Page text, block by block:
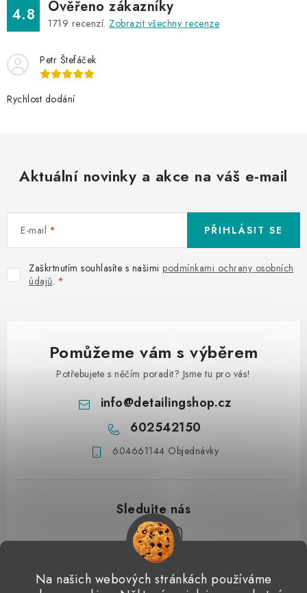
Na našich webových stránkách používáme
4.8 Ověřeno zákazníky
1719 recenzí. Zobrazit všechny recenze
Petr Štefáček
Rychlost dodání
Aktuální novinky a akce na váš e-mail
E-mail
Zaškrtnutím souhlasíte s našimi podmínkami ochrany osobních
údajů.
PŘIHLÁSIT SE
Pomůžeme vám s výběrem
Potřebujete s něčím poradit? Jsme tu pro vás!
info@detailingshop.cz
602542150
604661144 Objednávky